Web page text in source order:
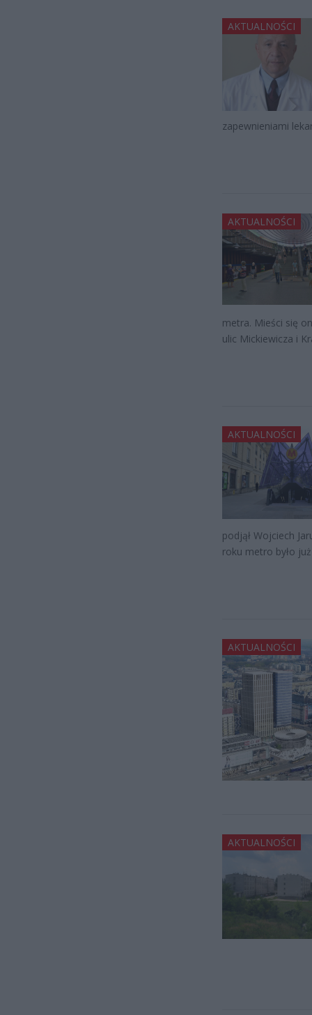
AKTUALNOŚCI
zapewnieniami
AKTUALNOŚCI
metra. Mieści się
ulic Mickiewicza i
AKTUALNOŚCI
podjął Wojciech
roku metro było już
AKTUALNOŚCI
AKTUALNOŚCI